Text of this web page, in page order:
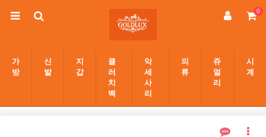
0
가
방
신
발
지
갑
클
러
치
백
악
세
사
리
의
류
쥬
얼
리
시
계